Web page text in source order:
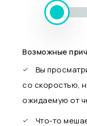
Возможные
Вы
со скоростью,
ожидаемую от
Что-то